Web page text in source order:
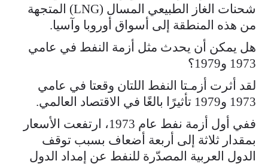
شحنات الغاز الطبيعي المسال (LNG) المتجهة
من هذه المنطقة إلى أسواق أوروبا وآسيا.
هل يمكن أن يحدث مثل أزمة النفط في عامي
1973 و1979؟
لقد أثرت أزمـتا النفط اللتان وقعتا في عامي
1973 و1979 تأثيرًا بالغًا في الاقتصاد العالمي.
ففي أول أزمة نفط عام 1973، ارتفعت الأسعار
بمقدار ثلاثة إلى أربعة أضعاف بسبب توقف
الدول العربية المصدّرة للنفط عن إمداد الدول